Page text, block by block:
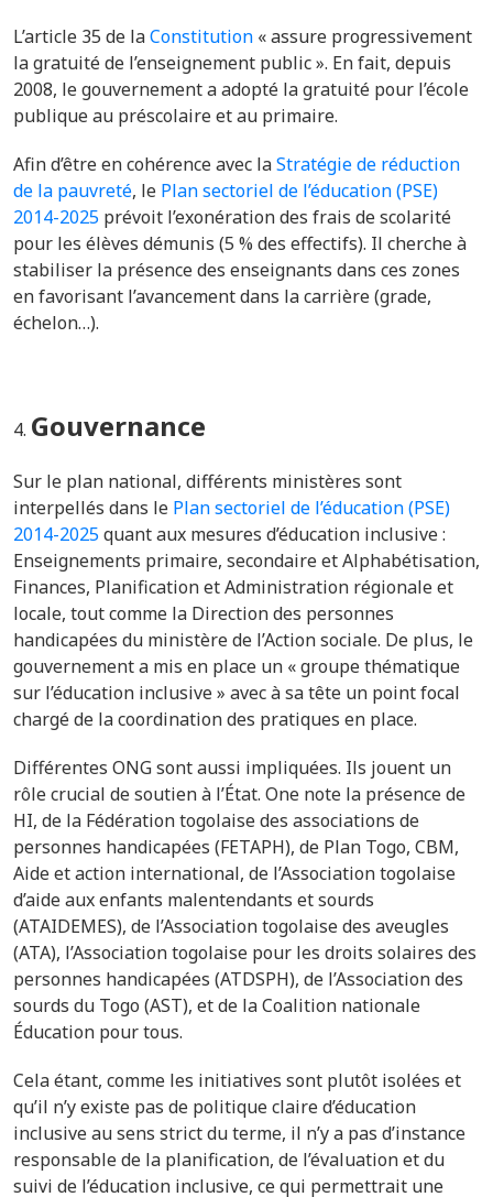
L’article 35 de laConstitution « assure progressivement
la gratuité de l’enseignement public ». En fait, depuis
2008, le gouvernement a adopté la gratuité pour l’école
publique au préscolaire et au primaire.
Afin d’être en cohérence avec laStratégie de réduction
de la pauvreté, le Plan sectoriel de l’éducation (PSE)
2014-2025 prévoit l’exonération des frais de scolarité
pour les élèves démunis (5 % des effectifs). Il cherche à
stabiliser la présence des enseignants dans ces zones
en favorisant l’avancement dans la carrière (grade,
échelon…).
Gouvernance
Sur le plan national, différents ministères sont
interpellés dans le Plan sectoriel de l’éducation (PSE)
2014-2025quant aux mesures d’éducation inclusive :
Enseignements primaire, secondaire et Alphabétisation,
Finances, Planification et Administration régionale et
locale, tout comme la Direction des personnes
handicapées du ministère de l’Action sociale. De plus, le
gouvernement a mis en place un «groupe thématique
sur l’éducation inclusive » avec à sa tête un point focal
chargé de la coordination des pratiques en place.
Différentes ONG sont aussi impliquées. Ils jouent un
rôle crucial de soutien à l’État. One note la présence de
HI, de la Fédération togolaise des associations de
personnes handicapées (FETAPH), de Plan Togo, CBM,
Aide et action international, de l’Association togolaise
d’aide aux enfants malentendants et sourds
(ATAIDEMES), de l’Association togolaise des aveugles
(ATA), l’Association togolaise pour les droits solaires des
personnes handicapées (ATDSPH), de l’Association des
sourds du Togo (AST), et de la Coalition nationale
Éducation pour tous.
Cela étant, comme les initiatives sont plutôt isolées et
qu’il n’y existe pas de politique claire d’éducation
inclusiveau sens strict du terme, il n’y a pas d’instance
responsable de la planification, de l’évaluation et du
suivi de l’éducation inclusive, ce qui permettrait une